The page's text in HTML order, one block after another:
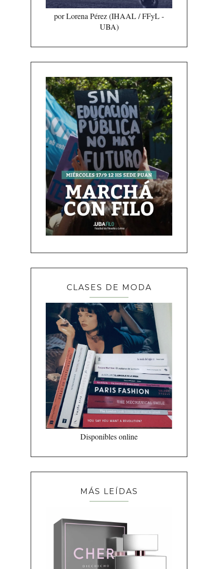
por Lorena Pérez (IHAAL / FFyL -
UBA)
CLASES DE MODA
Disponibles online
MÁS LEÍDAS